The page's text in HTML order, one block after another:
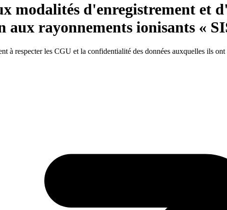
d'enregistrement et
rayonnements ionisants «
à respecter les CGU et la confidentialité des données auxquelles ils